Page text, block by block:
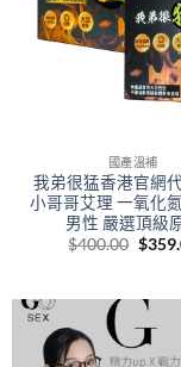
國產溫補
我弟很猛香港官網
小哥哥艾理 一氧化
男性 嚴選頂級
$400.00 $